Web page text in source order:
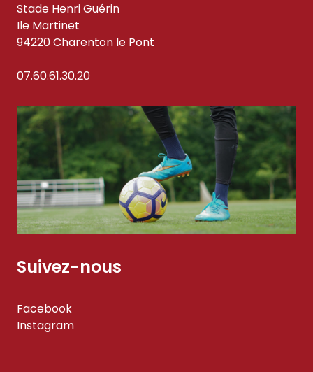
Stade Henri Guérin
Ile Martinet
94220 Charenton le Pont
07.60.61.30.20
Suivez-nous
Facebook
Instagram